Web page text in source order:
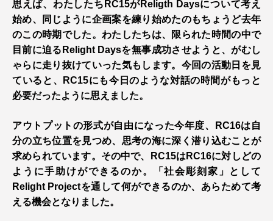
思えば、わたしたちRC15がReligth Daysについて考え
始め、同じように企画案を練り始めたのもちょうど去年
のこの時期でした。わたしたちは、限られた時間の中で
目前に迫るRelight Daysを無事成功させようと、がむし
ゃらに走り抜けていった気もします。今回の活動日を見
ていると、RC15にも今日のような対話の時間がもっと
必要だったように思えました。
アウトプットの形式が自由になった今年度、RC16は自
分の立ち位置を見つめ、思考の海に深く潜り込むことが
求められています。その中で、RC15はRC16に対しどの
ように手助けができるのか。「社会彫刻家」として
Relight Projectを通して何ができるのか、あらためて考
える機会となりました。